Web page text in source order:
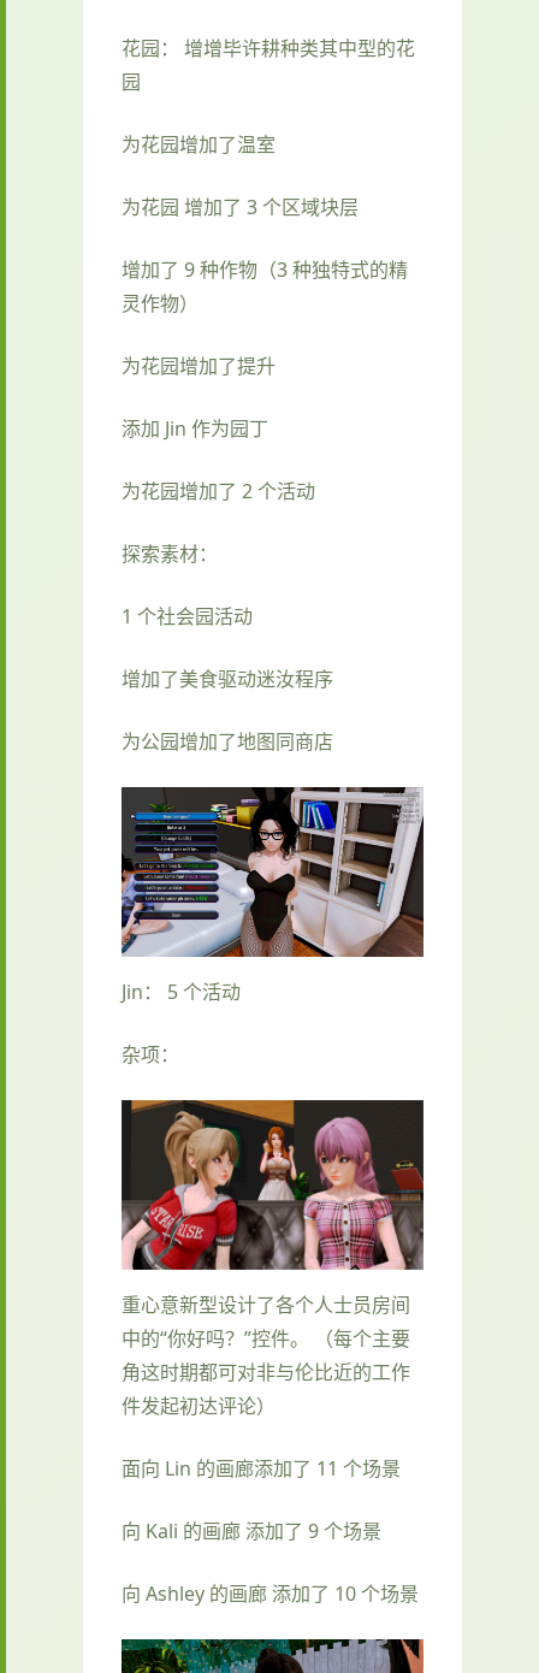
花园： 增增毕许耕种类其中型的花
园
为花园增加了温室
为花园 增加了 3 个区域块层
增加了 9 种作物（3 种独特式的精
灵作物）
为花园增加了提升
添加 Jin 作为园丁
为花园增加了 2 个活动
探索素材：
1 个社会园活动
增加了美食驱动迷汝程序
为公园增加了地图同商店
Jin： 5 个活动
杂项：
重心意新型设计了各个人士员房间
中的“你好吗？”控件。 （每个主要
角这时期都可对非与伦比近的工作
件发起初达评论）
面向 Lin 的画廊添加了 11 个场景
向 Kali 的画廊 添加了 9 个场景
向 Ashley 的画廊 添加了 10 个场景